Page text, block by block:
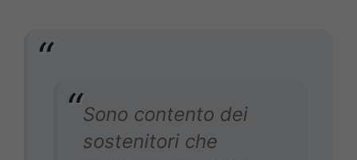
Sono contento dei
sostenitori che